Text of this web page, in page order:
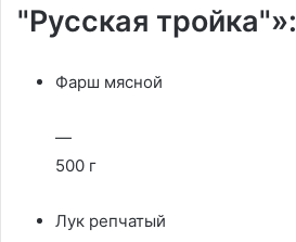
"Русская тройка"»:
Фарш мясной
—
500 г
Лук репчатый